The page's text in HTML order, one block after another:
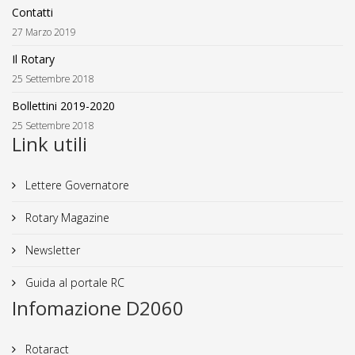
Contatti
27 Marzo 2019
Il Rotary
25 Settembre 2018
Bollettini 2019-2020
25 Settembre 2018
Link utili
Lettere Governatore
Rotary Magazine
Newsletter
Guida al portale RC
Infomazione D2060
Rotaract